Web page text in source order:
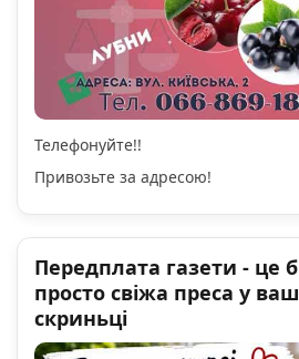
Телефонуйте!!
Привозьте за адресою!
Передплата газети - це
просто свіжа преса у
скриньці